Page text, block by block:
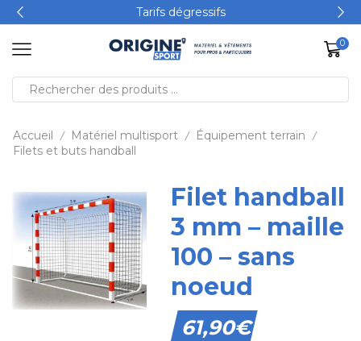
Tarifs dégressifs
0
Accueil / Matériel multisport / Équipement terrain /
Filets et buts handball
Filet handball
3 mm – maille
100 – sans
noeud
61,90€